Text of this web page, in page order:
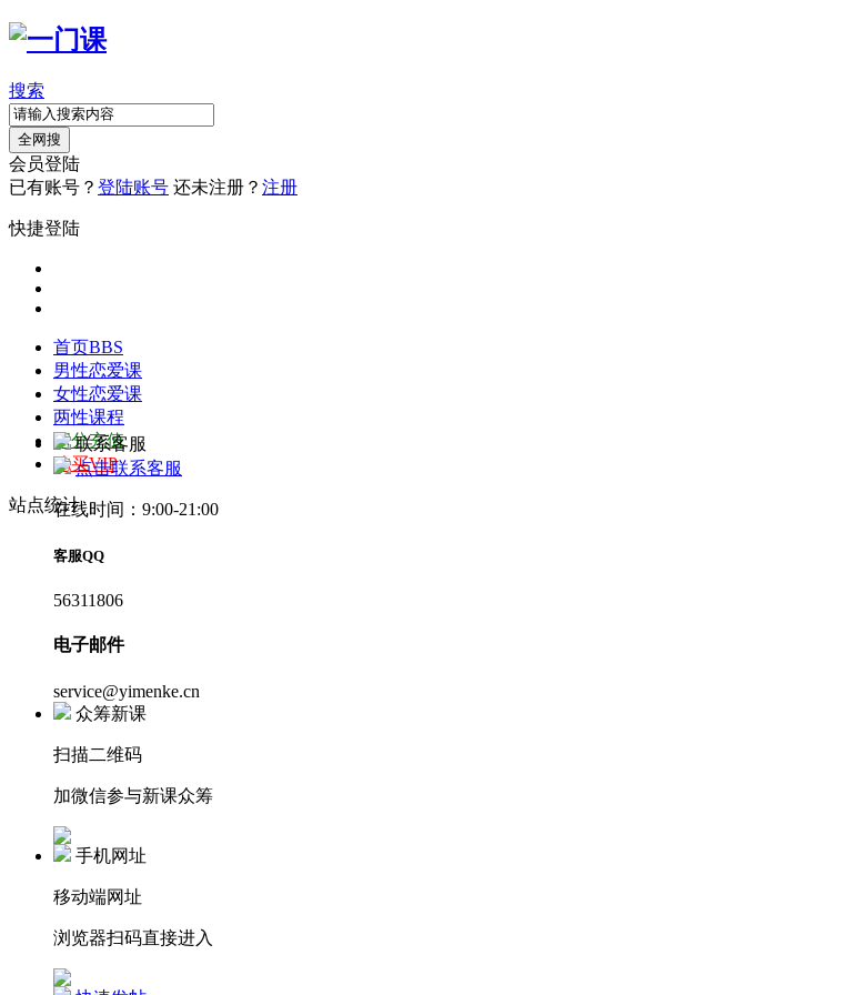
搜索
全网搜
会员登陆
已有账号？ 登陆账号 还未注册？ 注册
快捷登陆
首页BBS
男性恋爱课
女性恋爱课
两性课程
积分充值
购买VIP
站点统计
联系客服
点击联系客服
在线时间：9:00-21:00
客服QQ
56311806
电子邮件
service@yimenke.cn
众筹新课
扫描二维码
加微信参与新课众筹
手机网址
移动端网址
浏览器扫码直接进入